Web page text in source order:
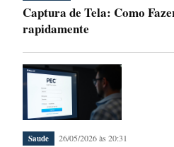
Captura de Tela: Como
rapidamente
Saude 26/05/2026 às 20:31